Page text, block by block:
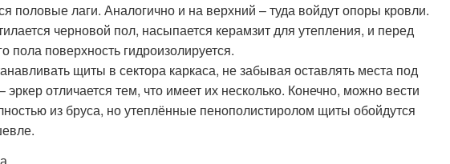
половые лаги. Аналогично и на верхний – туда войдут опоры кровли.
черновой пол, насыпается керамзит для утепления, и перед
пола поверхность гидроизолируется.
щиты в сектора каркаса, не забывая оставлять места под
отличается тем, что имеет их несколько. Конечно, можно вести
из бруса, но утеплённые пенополистиролом щиты обойдутся